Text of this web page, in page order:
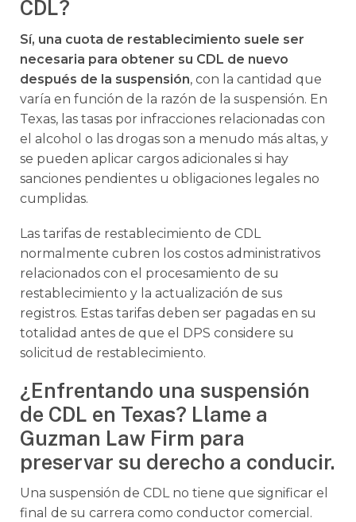
CDL?
Sí, una cuota de restablecimiento suele ser
necesaria para obtener su CDL de nuevo
después de la suspensión, con la cantidad que
varía en función de la razón de la suspensión. En
Texas, las tasas por infracciones relacionadas con
el alcohol o las drogas son a menudo más altas, y
se pueden aplicar cargos adicionales si hay
sanciones pendientes u obligaciones legales no
cumplidas.
Las tarifas de restablecimiento de CDL
normalmente cubren los costos administrativos
relacionados con el procesamiento de su
restablecimiento y la actualización de sus
registros. Estas tarifas deben ser pagadas en su
totalidad antes de que el DPS considere su
solicitud de restablecimiento.
¿Enfrentando una suspensión
de CDL en Texas? Llame a
Guzman Law Firm para
preservar su derecho a conducir.
Una suspensión de CDL no tiene que significar el
final de su carrera como conductor comercial.